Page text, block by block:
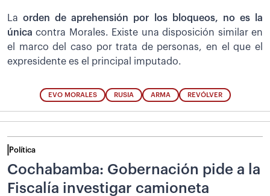
La orden de aprehensión por los bloqueos, no es la
únicacontra Morales. Existe una disposición similar en
el marco del caso por trata de personas, en el que el
expresidente es el principal imputado.
EVO MORALES RUSIA ARMA REVÓLVER
Política
Cochabamba: Gobernación pide a la
Fiscalía investigar camioneta